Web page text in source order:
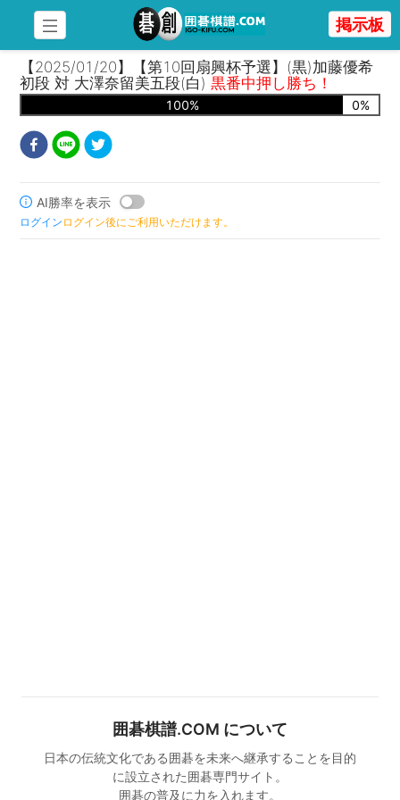
掲示板
【2025/01/20】【第10回扇興杯予選】(黒)加藤優希
初段 対 大澤奈留美五段(白)黒番中押し勝ち！
100% 0%
AI勝率を表示
ログイン ログイン後にご利用いただけます。
囲碁棋譜.COM について
日本の伝統文化である囲碁を未来へ継承することを目的
に設立された囲碁専門サイト。
囲碁の普及に力を入れます。